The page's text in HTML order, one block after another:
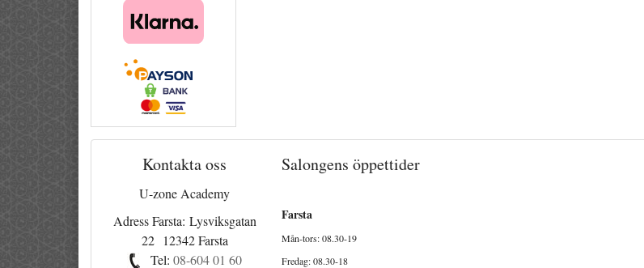
Kontakta oss
U-zone Academy
Adress Farsta: Lysviksgatan
22 12342 Farsta
Tel: 08-604 01 60
Salongens öppettider
Farsta
Mån-tors: 08.30-19
Fredag: 08.30-18